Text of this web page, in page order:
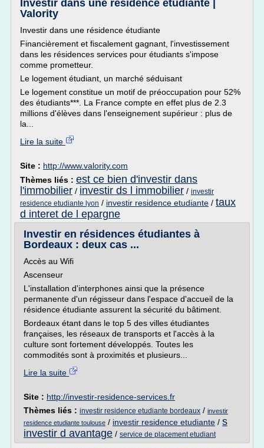
Investir dans une résidence étudiante |
Valority
Investir dans une résidence étudiante
Financièrement et fiscalement gagnant, l'investissement
dans les résidences services pour étudiants s'impose
comme prometteur.
Le logement étudiant, un marché séduisant
Le logement constitue un motif de préoccupation pour 52%
des étudiants***. La France compte en effet plus de 2.3
millions d'élèves dans l'enseignement supérieur : plus de
la...
Lire la suite
Site : http://www.valority.com
Thèmes liés : est ce bien d'investir dans
l'immobilier / investir ds l immobilier / investir
residence etudiante lyon / investir residence etudiante / taux
d interet de l epargne
Investir en résidences étudiantes à
Bordeaux : deux cas ...
Accès au Wifi
Ascenseur
L'installation d'interphones ainsi que la présence
permanente d'un régisseur dans l'espace d'accueil de la
résidence étudiante assurent la sécurité du bâtiment.
Bordeaux étant dans le top 5 des villes étudiantes
françaises, les réseaux de transports et l'accès à la
culture sont fortement développés. Toutes les
commodités sont à proximités et plusieurs...
Lire la suite
Site : http://investir-residence-services.fr
Thèmes liés : investir residence etudiante bordeaux / investir
residence etudiante toulouse / investir residence etudiante / s
investir d avantage / service de placement etudiant